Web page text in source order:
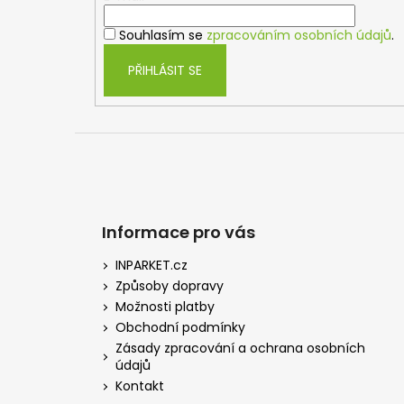
Souhlasím se zpracováním osobních údajů.
PŘIHLÁSIT SE
Informace pro vás
INPARKET.cz
Způsoby dopravy
Možnosti platby
Obchodní podmínky
Zásady zpracování a ochrana osobních
údajů
Kontakt